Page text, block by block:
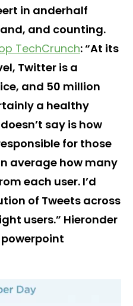
in anderhalf
and counting.
TechCrunch: “At its
Twitter is a
and 50 million
a healthy
say is how
for those
average how many
each user. I’d
of Tweets across
users.” Hieronder